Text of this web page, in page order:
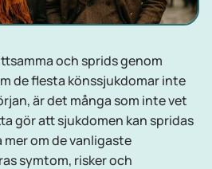
och sprids genom
de flesta könssjukdomar inte
är det många som inte vet
gör att sjukdomen kan spridas
mer om de vanligaste
symtom, risker och